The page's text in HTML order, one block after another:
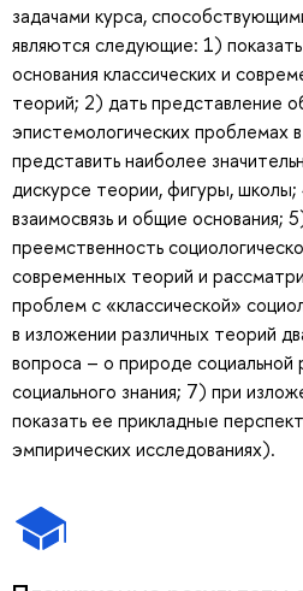
задачами курса,
являются следующие: 1)
основания классических и
теорий; 2) дать представление
эпистемологических проблемах
представить наиболее
дискурсе теории, фигуры,
взаимосвязь и общие основания;
преемственность
современных теорий и
проблем с «классической»
в изложении различных теорий
вопроса – о природе социальной
социального знания; 7) при
показать ее прикладные
эмпирических исследованиях).